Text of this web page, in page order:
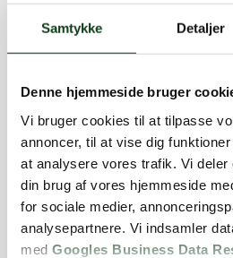
Samtykke Detaljer
Denne hjemmeside bruger
Vi bruger cookies til at tilpasse
annoncer, til at vise dig
at analysere vores trafik. Vi deler
din brug af vores hjemmeside
for sociale medier,
analysepartnere. Vi indsamler
med Googles Business Data
Instagram
Cookies- &
Vores ydelser
Træarbejde
Snerydning